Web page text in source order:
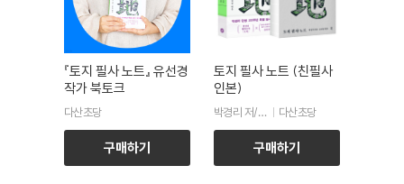
『토지 필사 노트』 유선경
작가 북토크
다산초당
구매하기
토지 필사 노트 (친필사
인본)
박경리 저/유선경 편 다산초당
구매하기